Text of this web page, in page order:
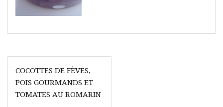
Navigation
de
l’article
COCOTTES DE FÈVES,
POIS GOURMANDS ET
TOMATES AU ROMARIN